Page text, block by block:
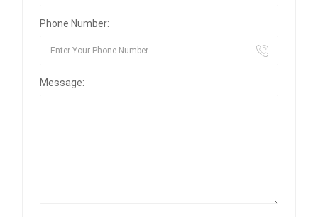
Phone Number:
Message: